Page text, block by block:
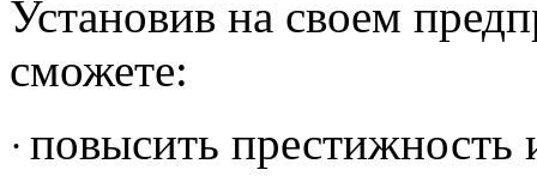
Установив на своем
сможете:
· повысить престижность